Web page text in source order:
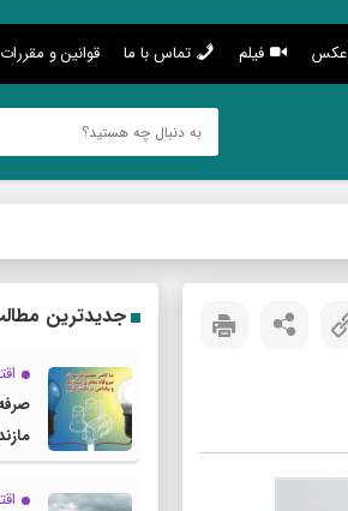
عکس فیلم تماس با ما قوانین و مقررات
جدیدترین